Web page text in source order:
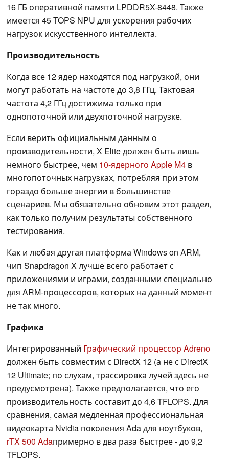
16 ГБ оперативной памяти LPDDR5X-8448. Также
имеется 45 TOPS NPU для ускорения рабочих
нагрузок искусственного интеллекта.
Производительность
Когда все 12 ядер находятся под нагрузкой, они
могут работать на частоте до 3,8 ГГц. Тактовая
частота 4,2 ГГц достижима только при
однопоточной или двухпоточной нагрузке.
Если верить официальным данным о
производительности, X Elite должен быть лишь
немного быстрее, чем 10-ядерного Apple M4 в
многопоточных нагрузках, потребляя при этом
гораздо больше энергии в большинстве
сценариев. Мы обязательно обновим этот раздел,
как только получим результаты собственного
тестирования.
Как и любая другая платформа Windows on ARM,
чип Snapdragon X лучше всего работает с
приложениями и играми, созданными специально
для ARM-процессоров, которых на данный момент
не так много.
Графика
Интегрированный Графический процессор Adreno
должен быть совместим с DirectX 12 (а не с DirectX
12 Ultimate; по слухам, трассировка лучей здесь не
предусмотрена). Также предполагается, что его
производительность составит до 4,6 TFLOPS. Для
сравнения, самая медленная профессиональная
видеокарта Nvidia поколения Ada для ноутбуков,
rTX 500 Adaпримерно в два раза быстрее - до 9,2
TFLOPS.